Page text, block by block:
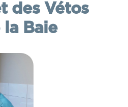
des Vétos
la Baie